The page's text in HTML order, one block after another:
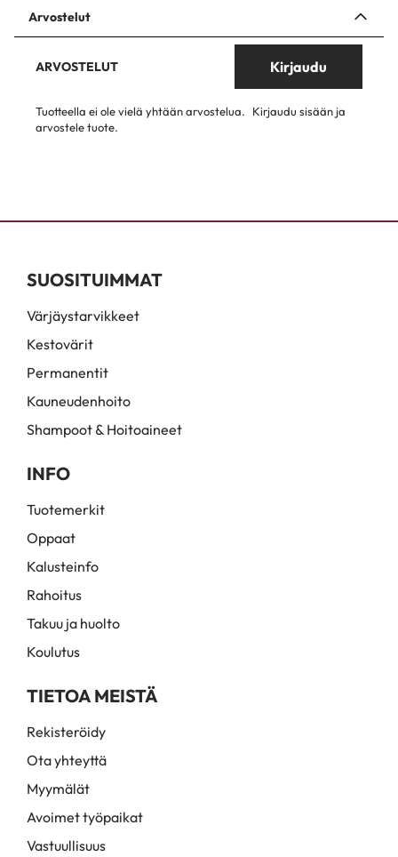
Arvostelut
ARVOSTELUT Kirjaudu
Tuotteella ei ole vielä yhtään arvostelua.
Kirjaudu sisään ja
arvostele tuote.
SUOSITUIMMAT
Värjäystarvikkeet
Kestovärit
Permanentit
Kauneudenhoito
Shampoot & Hoitoaineet
INFO
Tuotemerkit
Oppaat
Kalusteinfo
Rahoitus
Takuu ja huolto
Koulutus
TIETOA MEISTÄ
Rekisteröidy
Ota yhteyttä
Myymälät
Avoimet työpaikat
Vastuullisuus